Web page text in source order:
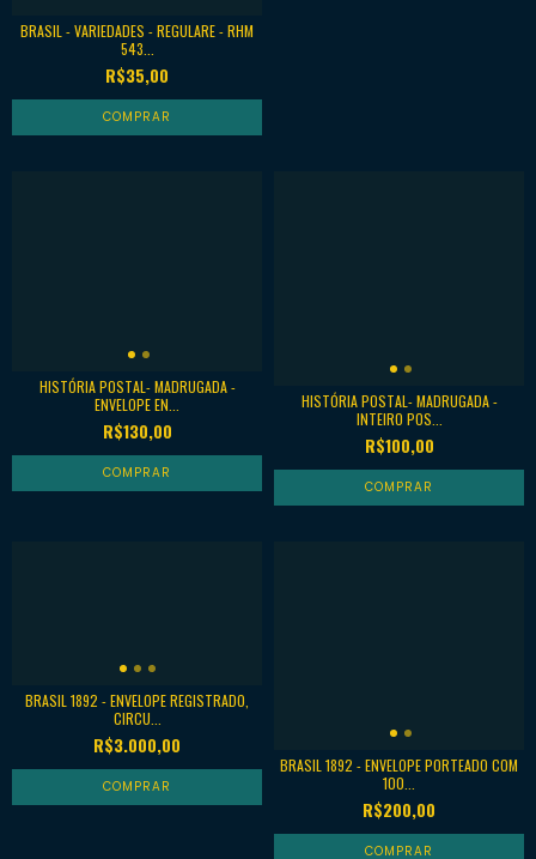
BRASIL - VARIEDADES - REGULARE - RHM
543...
R$35,00
HISTÓRIA POSTAL- MADRUGADA -
ENVELOPE EN...
R$130,00
HISTÓRIA POSTAL- MADRUGADA -
INTEIRO POS...
R$100,00
BRASIL 1892 - ENVELOPE REGISTRADO,
CIRCU...
R$3.000,00
BRASIL 1892 - ENVELOPE PORTEADO COM
100...
R$200,00